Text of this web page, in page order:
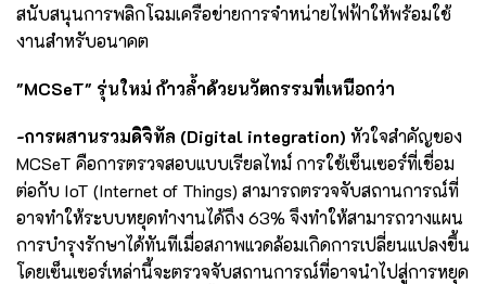
สนับสนุนการพลิกโฉมเครือข่ายการจำหน่ายไฟฟ้าให้พร้อมใช้
งานสำหรับอนาคต
"MCSeT" รุ่นใหม่ ก้าวล้ำด้วยนวัตกรรมที่เหนือกว่า
-การผสานรวมดิจิทัล (Digital integration) หัวใจสำคัญของ
MCSeT คือการตรวจสอบแบบเรียลไทม์ การใช้เซ็นเซอร์ที่เชื่อม
ต่อกับ IoT (Internet of Things) สามารถตรวจจับสถานการณ์ที่
อาจทำให้ระบบหยุดทำงานได้ถึง 63% จึงทำให้สามารถวางแผน
การบำรุงรักษาได้ทันทีเมื่อสภาพแวดล้อมเกิดการเปลี่ยนแปลงขึ้น
โดยเซ็นเซอร์เหล่านี้จะตรวจจับสถานการณ์ที่อาจนำไปสู่การหยุด